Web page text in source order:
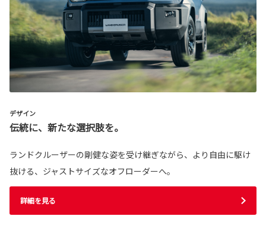
デザイン
伝統に、新たな選択肢を。
ランドクルーザーの剛健な姿を受け継ぎながら、より自由に駆け
抜ける、ジャストサイズなオフローダーへ。
詳細を見る